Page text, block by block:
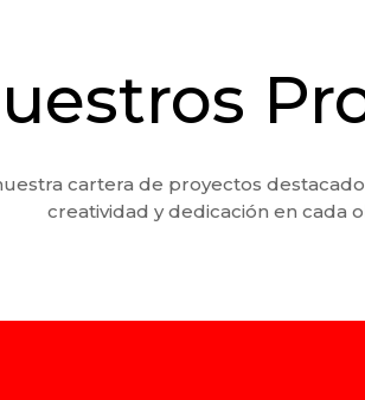
cartera de proyectos
creatividad y dedicación en cada